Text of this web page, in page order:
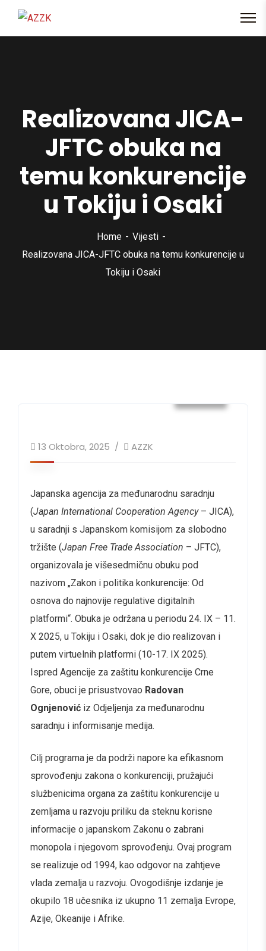
content
Realizovana JICA-
JFTC obuka na
temu konkurencije
u Tokiju i Osaki
Home
Vijesti
Realizovana JICA-JFTC obuka na temu konkurencije u
Tokiju i Osaki
13 Oktobra, 2025 AZZK
Japanska agencija za međunarodnu saradnju
(Japan International Cooperation Agency– JICA),
u saradnji s Japanskom komisijom za slobodno
tržište (Japan Free Trade Association – JFTC),
organizovala je višesedmičnu obuku pod
nazivom „Zakon i politika konkurencije: Od
osnova do najnovije regulative digitalnih
platformi“. Obuka je održana u periodu 24. IX – 11.
X 2025, u Tokiju i Osaki, dok je dio realizovan i
putem virtuelnih platformi (10-17. IX 2025).
Ispred Agencije za zaštitu konkurencije Crne
Gore, obuci je prisustvovao Radovan
Ognjenović iz Odjeljenja za međunarodnu
saradnju i informisanje medija.
Cilj programa je da podrži napore ka efikasnom
sprovođenju zakona o konkurenciji, pružajući
službenicima organa za zaštitu konkurencije u
zemljama u razvoju priliku da steknu korisne
informacije o japanskom Zakonu o zabrani
monopola i njegovom sprovođenju. Ovaj program
se realizuje od 1994, kao odgovor na zahtjeve
vlada zemalja u razvoju. Ovogodišnje izdanje je
okupilo 18 učesnika iz ukupno 11 zemalja Evrope,
Azije, Okeanije i Afrike.